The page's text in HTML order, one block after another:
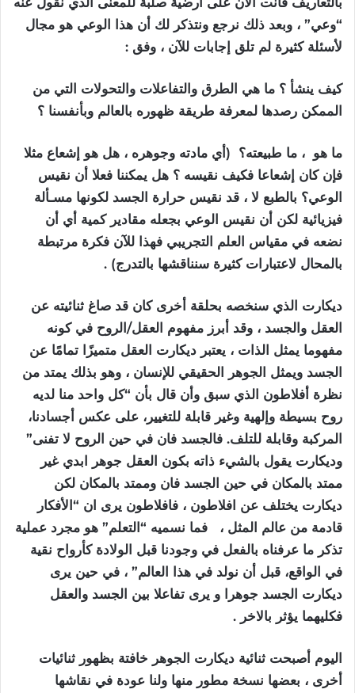
“وعي” ، وبعد ذلك نرجع ونتذكر لك أن هذا الوعي هو مجال
لأسئلة كثيرة لم تلق إجابات للآن ، وفق :
كيف ينشأ ؟ ما هي الطرق والتفاعلات والتحولات التي من
الممكن رصدها لمعرفة طريقة ظهوره بالعالم وبأنفسنا ؟
ما هو ، ما طبيعته؟ (أي مادته وجوهره ، هل هو إشعاع مثلا
فإن كان إشعاعا فكيف نقيسه ؟ هل يمكننا فعلا أن نقيس
الوعي؟ بالطبع لا ، قد نقيس حرارة الجسد لكونها مسـألة
فيزيائية لكن أن نقيس الوعي بجعله مقادير كمية أي أن
نضعه في مقياس العلم التجريبي فهذا للآن فكرة مرتبطة
بالمحال لاعتبارات كثيرة سنناقشها بالتدرج) .
ديكارت الذي سنخصه بحلقة أخرى كان قد صاغ ثنائيته عن
العقل والجسد ، وقد أبرز مفهوم العقل/الروح في كونه
مفهوما يمثل الذات ، يعتبر ديكارت العقل متميزًا تمامًا عن
الجسد ويمثل الجوهر الحقيقي للإنسان ، وهو بذلك يمتد من
نظرة أفلاطون الذي سبق وأن قال بأن “كل واحد منا لديه
روح بسيطة وإلهية وغير قابلة للتغيير، على عكس أجسادنا،
المركبة وقابلة للتلف. فالجسد فان في حين الروح لا تفنى”
وديكارت يقول بالشيء ذاته بكون العقل جوهر ابدي غير
ممتد بالمكان في حين الجسد فان وممتد بالمكان لكن
ديكارت يختلف عن افلاطون ، فافلاطون يرى ان “الأفكار
قادمة من عالم المثل ، فما نسميه “التعلم” هو مجرد عملية
تذكر ما عرفناه بالفعل في وجودنا قبل الولادة كأرواح نقية
في الواقع، قبل أن نولد في هذا العالم” ، في حين يرى
ديكارت الجسد جوهرا و يرى تفاعلا بين الجسد والعقل
فكليهما يؤثر بالاخر .
اليوم أصبحت ثنائية ديكارت الجوهر خافتة بظهور ثنائيات
أخرى ، بعضها نسخة مطور منها ولنا عودة في نقاشها